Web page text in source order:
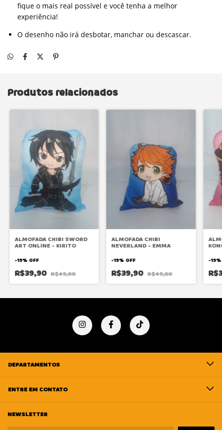
fique o mais real possível e você tenha a melhor
experiência!
O desenho não irá desbotar, manchar ou descascar.
Produtos relacionados
ALMOFADA CHIBI SWORD
ART ONLINE - KIRITO
-19% OFF
R$39,90 R$49,00
ALMOFADA CHIBI
NEVERLAND - EMMA
-19% OFF
R$39,90 R$49,00
-19
DEPARTAMENTOS
ENTRE EM CONTATO
NEWSLETTER